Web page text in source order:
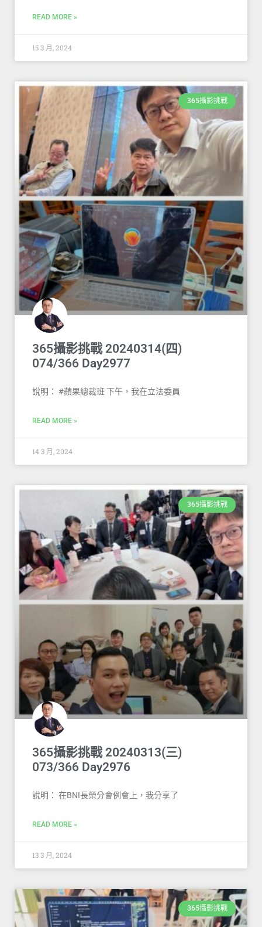
READ MORE »
15 3 月, 2024
365攝影挑戰
365攝影挑戰 20240314(四)
074/366 Day2977
說明： #蘋果總裁班 下午，我在立法委員
READ MORE »
14 3 月, 2024
365攝影挑戰
365攝影挑戰 20240313(三)
073/366 Day2976
說明： 在BNI長榮分會例會上，我分享了
READ MORE »
13 3 月, 2024
365攝影挑戰